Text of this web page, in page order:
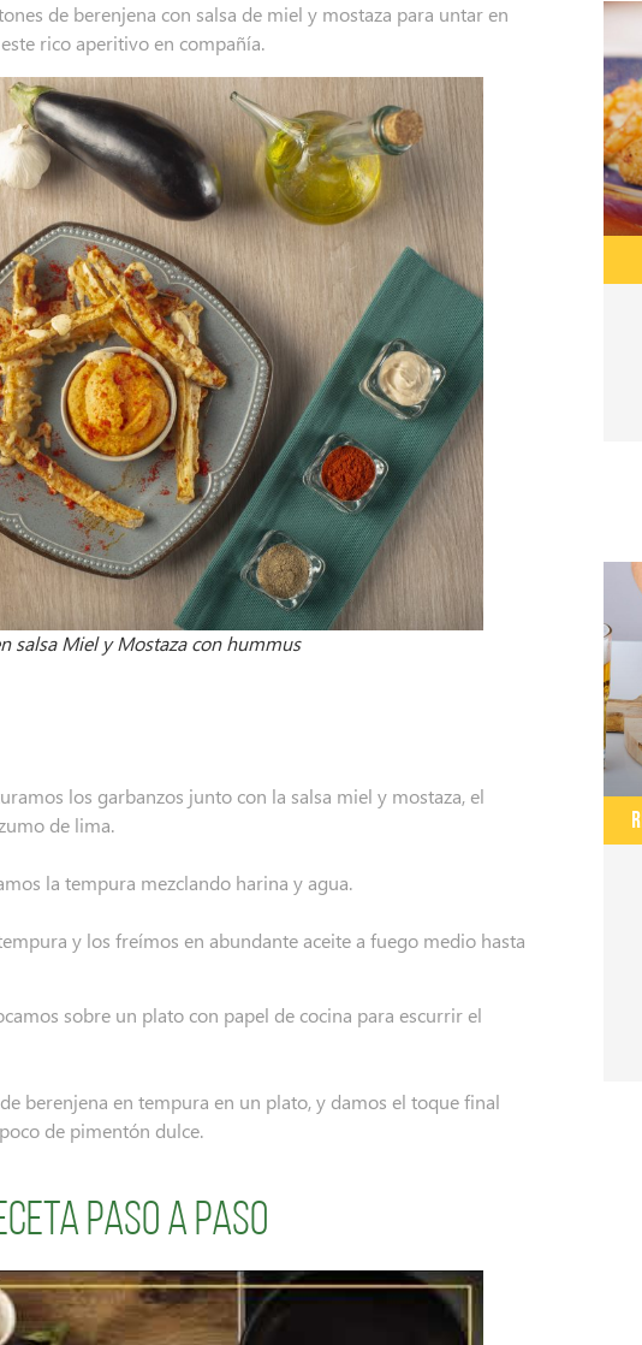
de berenjena con salsa de miel y mostaza para untar en
rico aperitivo en compañía.
salsa Miel y Mostaza con hummus
los garbanzos junto con la salsa miel y mostaza, el
de lima.
la tempura mezclando harina y agua.
y los freímos en abundante aceite a fuego medio hasta
sobre un plato con papel de cocina para escurrir el
berenjena en tempura en un plato, y damos el toque final
de pimentón dulce.
paso a paso